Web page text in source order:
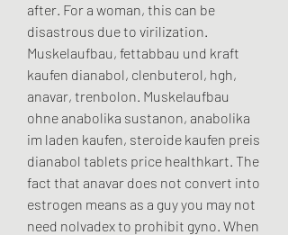
after. For a woman, this can be
disastrous due to virilization.
Muskelaufbau, fettabbau und kraft
kaufen dianabol, clenbuterol, hgh,
anavar, trenbolon. Muskelaufbau
ohne anabolika sustanon, anabolika
im laden kaufen, steroide kaufen preis
dianabol tablets price healthkart. The
fact that anavar does not convert into
estrogen means as a guy you may not
need nolvadex to prohibit gyno. When